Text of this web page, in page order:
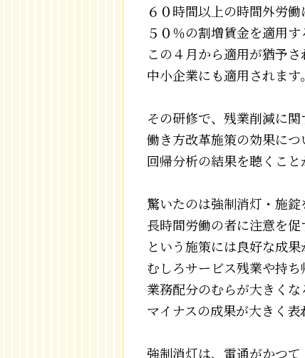
６０時間以上の時間外労働
５０％の割増賃金を適用
この４月から適用が猶予さ
中小企業にも適用されます。
その研修で、残業削減に関
働き方改革施策の効果につ
回帰分析の結果を聴くこと
驚いたのは強制消灯・施錠
長時間労働の者に注意を促
という施策には良好な成果
むしろサービス残業や持ち
業務配分のむらが大きくな
マイナスの成果が大きく表
強制消灯は、電通がかつて